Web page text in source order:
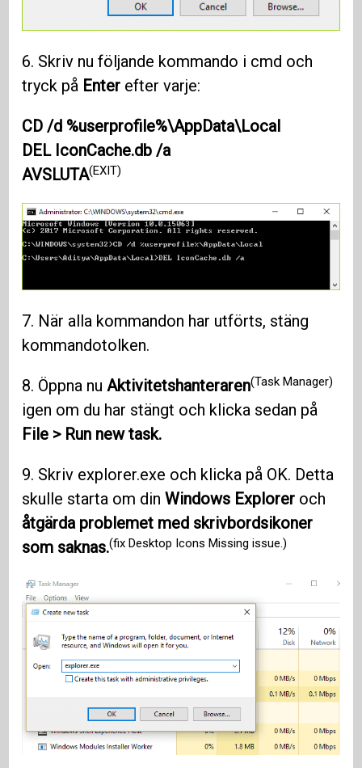
6. Skriv nu följande kommando i cmd och
tryck på Enter efter varje:
CD /d %userprofile%\AppData\Local
DEL IconCache.db /a
AVSLUTA(EXIT)
7. När alla kommandon har utförts, stäng
kommandotolken.
8. Öppna nuAktivitetshanteraren(Task Manager)
igen om du har stängt och klicka sedan på
File > Run new task.
9. Skriv explorer.exe och klicka på OK. Detta
skulle starta om dinWindows Explorer och
åtgärda problemet med skrivbordsikoner
som saknas.(fix Desktop Icons Missing issue.)